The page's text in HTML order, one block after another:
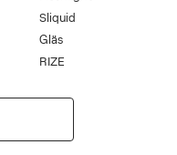
Sliquid
Gläs
RIZE